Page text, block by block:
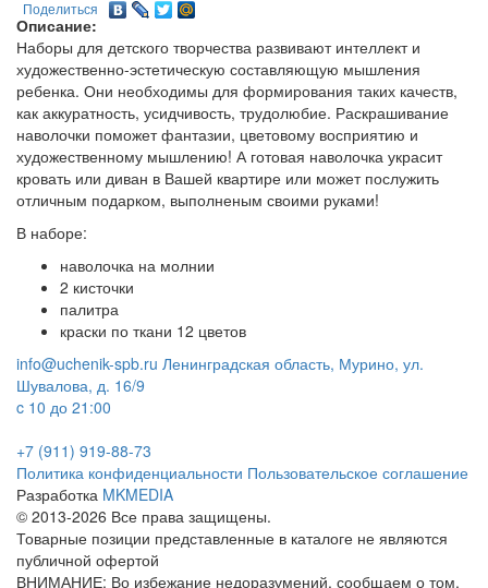
Поделиться
Описание:
Наборы для детского творчества развивают интеллект и
художественно-эстетическую составляющую мышления
ребенка. Они необходимы для формирования таких качеств,
как аккуратность, усидчивость, трудолюбие. Раскрашивание
наволочки поможет фантазии, цветовому восприятию и
художественному мышлению! А готовая наволочка украсит
кровать или диван в Вашей квартире или может послужить
отличным подарком, выполненым своими руками!
В наборе:
наволочка на молнии
2 кисточки
палитра
краски по ткани 12 цветов
info@uchenik-spb.ru Ленинградская область, Мурино, ул.
Шувалова, д. 16/9
c 10 до 21:00
+7 (911) 919-88-73
Политика конфиденциальности Пользовательское соглашение
Разработка MKMEDIA
© 2013-2026 Все права защищены.
Товарные позиции представленные в каталоге не являются
публичной офертой
ВНИМАНИЕ: Во избежание недоразумений, сообщаем о том,